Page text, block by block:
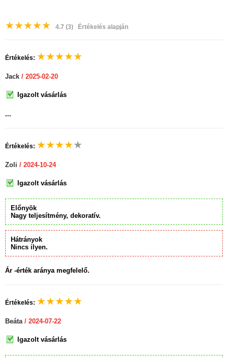
★★★★★ 4.7 (3) Értékelés alapján
Értékelés: ★★★★★
Jack / 2025-02-20
Igazolt vásárlás
...
Értékelés: ★★★★★
Zoli / 2024-10-24
Igazolt vásárlás
Előnyök
Nagy teljesítmény, dekoratív.
Hátrányok
Nincs ilyen.
Ár -érték aránya megfelelő.
Értékelés: ★★★★★
Beáta/ 2024-07-22
Igazolt vásárlás